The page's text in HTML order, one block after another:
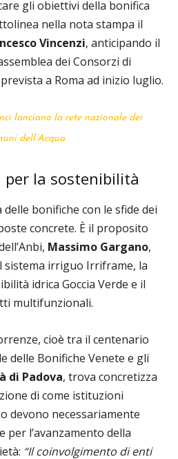
gli obiettivi della bonifica
nella nota stampa il
Vincenzi, anticipando il
dei Consorzi di
a Roma ad inizio luglio.
lanciano la rete nazionale dei
dell’Acqua
la sostenibilità
delle bonifiche con le sfide dei
concrete. È il proposito
Massimo Gargano,
sistema irriguo Irriframe, la
idrica Goccia Verde e il
multifunzionali.
cioè tra il centenario
delle Bonifiche Venete e gli
di Padova, trova concretizza
di come istituzioni
devono necessariamente
l’avanzamento della
“Il coinvolgimento di enti